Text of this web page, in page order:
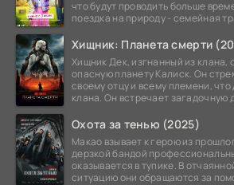
что будут проводить больше
поездка на природу - семейная
Хищник: Планета смерти
Хищник Дек, изгнанный из клана,
опасную планету Калиск. Он
своему отцу и всему племени,
клана. Он встречает загадочную
Охота за тенью (2025)
Макао взывает к герою из
дерзкой бандой
оказывается в тупике. В
ситуацию они обращаются за